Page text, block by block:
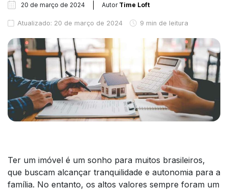
20 de março de 2024 Autor Time Loft
Atualizado: 20 de março de 2024 9 min de leitura
Ter um imóvel é um sonho para muitos brasileiros,
que buscam alcançar tranquilidade e autonomia para a
família. No entanto, os altos valores sempre foram um